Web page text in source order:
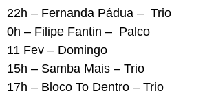
22h – Fernanda Pádua – Trio
0h – Filipe Fantin – Palco
11 Fev – Domingo
15h – Samba Mais – Trio
17h – Bloco To Dentro – Trio